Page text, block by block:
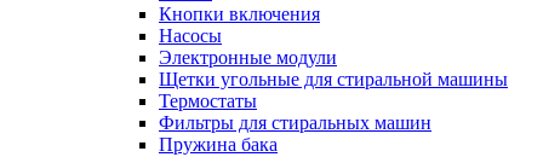
Кнопки включения
Насосы
Электронные модули
Щетки угольные для стиральной машины
Термостаты
Фильтры для стиральных машин
Пружина бака